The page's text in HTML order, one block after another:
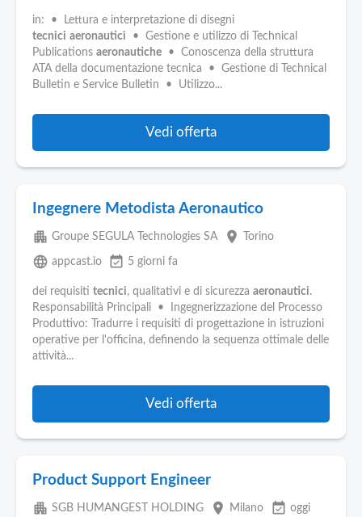
in: • Lettura e interpretazione di disegni
tecnici aeronautici • Gestione e utilizzo di Technical
Publications aeronautiche • Conoscenza della struttura
ATA della documentazione tecnica • Gestione di Technical
Bulletin e Service Bulletin • Utilizzo...
Vedi offerta
Ingegnere Metodista Aeronautico
apartment Groupe SEGULA Technologies SA place Torino
language appcast.io event_available 5 giorni fa
dei requisiti tecnici, qualitativi e di sicurezza aeronautici.
Responsabilità Principali • Ingegnerizzazione del Processo
Produttivo: Tradurre i requisiti di progettazione in istruzioni
operative per l'officina, definendo la sequenza ottimale delle
attività...
Vedi offerta
Product Support Engineer
apartment SGB HUMANGEST HOLDING place Milano event_available oggi